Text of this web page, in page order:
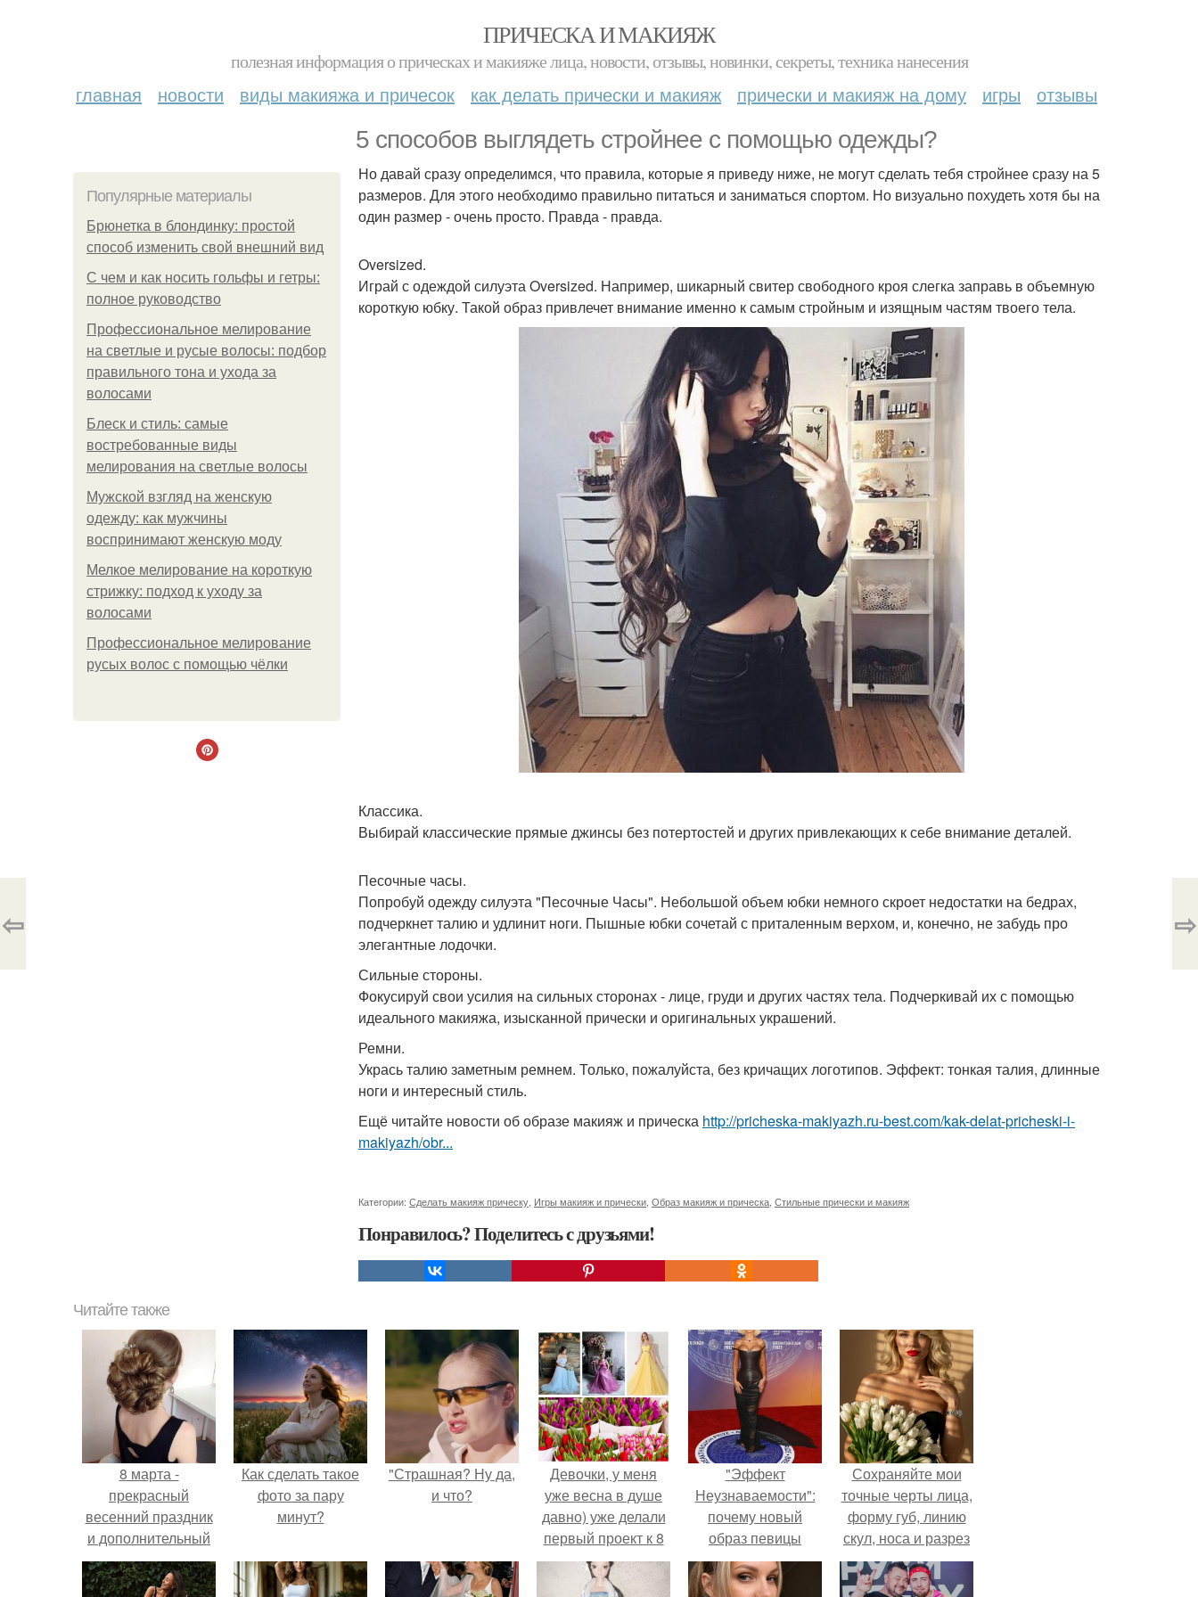
ПРИЧЕСКА И МАКИЯЖ
полезная информация о прическах и макияже лица, новости, отзывы, новинки, секреты, техника нанесения
главная новости виды макияжа и причесок как делать прически и макияж прически и макияж на дому игры отзывы
5 способов выглядеть стройнее с помощью одежды?
Популярные материалы
Брюнетка в блондинку: простой
способ изменить свой внешний вид
С чем и как носить гольфы и гетры:
полное руководство
Профессиональное мелирование
на светлые и русые волосы: подбор
правильного тона и ухода за
волосами
Блеск и стиль: самые
востребованные виды
мелирования на светлые волосы
Мужской взгляд на женскую
одежду: как мужчины
воспринимают женскую моду
Мелкое мелирование на короткую
стрижку: подход к уходу за
волосами
Профессиональное мелирование
русых волос с помощью чёлки
Но давай сразу определимся, что правила, которые я приведу ниже, не могут сделать тебя стройнее сразу на 5
размеров. Для этого необходимо правильно питаться и заниматься спортом. Но визуально похудеть хотя бы на
один размер - очень просто. Правда - правда.
Oversized.
Играй с одеждой силуэта Oversized. Например, шикарный свитер свободного кроя слегка заправь в объемную
короткую юбку. Такой образ привлечет внимание именно к самым стройным и изящным частям твоего тела.
Классика.
Выбирай классические прямые джинсы без потертостей и других привлекающих к себе внимание деталей.
Песочные часы.
Попробуй одежду силуэта "Песочные Часы". Небольшой объем юбки немного скроет недостатки на бедрах,
подчеркнет талию и удлинит ноги. Пышные юбки сочетай с приталенным верхом, и, конечно, не забудь про
элегантные лодочки.
Сильные стороны.
Фокусируй свои усилия на сильных сторонах - лице, груди и других частях тела. Подчеркивай их с помощью
идеального макияжа, изысканной прически и оригинальных украшений.
Ремни.
Укрась талию заметным ремнем. Только, пожалуйста, без кричащих логотипов. Эффект: тонкая талия, длинные
ноги и интересный стиль.
Ещё читайте новости об образе макияж и прическа http://pricheska-makiyazh.ru-best.com/kak-delat-pricheski-i-
makiyazh/obr...
Категории: Сделать макияж прическу Игры макияж и прически Образ макияж и прическа Стильные прически и макияж
Понравилось? Поделитесь с друзьями!
⇦ ⇨
Читайте также
8 марта -
прекрасный
весенний праздник
и дополнительный
повод выглядеть на
все сто!
Как сделать такое
фото за пару
минут?
"Страшная? Ну да,
и что?
Девочки, у меня
уже весна в душе
давно) уже делали
первый проект к 8
марта - всем все
понравилось и уже
"Эффект
Неузнаваемости":
почему новый
образ певицы
вызвал споры о
гранях
Сохраняйте мои
точные черты лица,
форму губ, линию
скул, носа и разрез
глаз.